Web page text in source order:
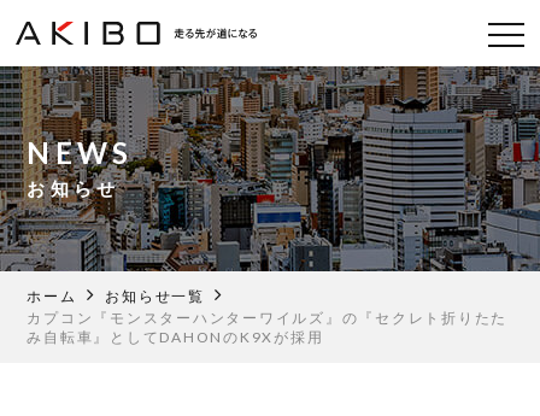
NEWS
お知らせ
ホーム
お知らせ一覧
カプコン『モンスターハンターワイルズ』の『セクレト折りたた
み自転車』としてDAHONのK9Xが採用